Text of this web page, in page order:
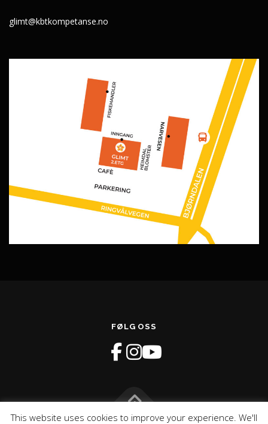
glimt@kbtkompetanse.no
FØLG OSS
This website uses cookies to improve your experience. We'll